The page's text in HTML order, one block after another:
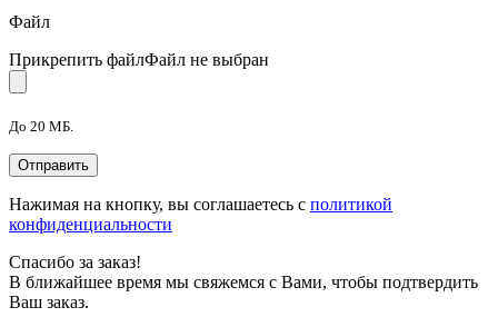
Файл
Прикрепить файлФайл не выбран
До 20 МБ.
Нажимая на кнопку, вы соглашаетесь с политикой
конфиденциальности
Спасибо за заказ!
В ближайшее время мы свяжемся с Вами, чтобы подтвердить
Ваш заказ.